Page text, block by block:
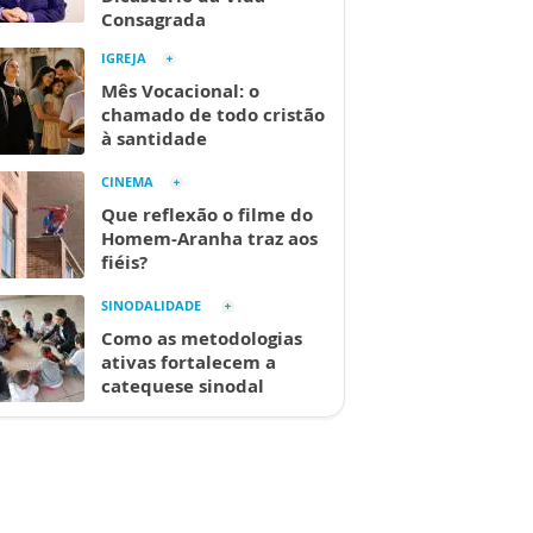
Consagrada
IGREJA
Mês Vocacional: o
chamado de todo cristão
à santidade
CINEMA
Que reflexão o filme do
Homem-Aranha traz aos
fiéis?
SINODALIDADE
Como as metodologias
ativas fortalecem a
catequese sinodal